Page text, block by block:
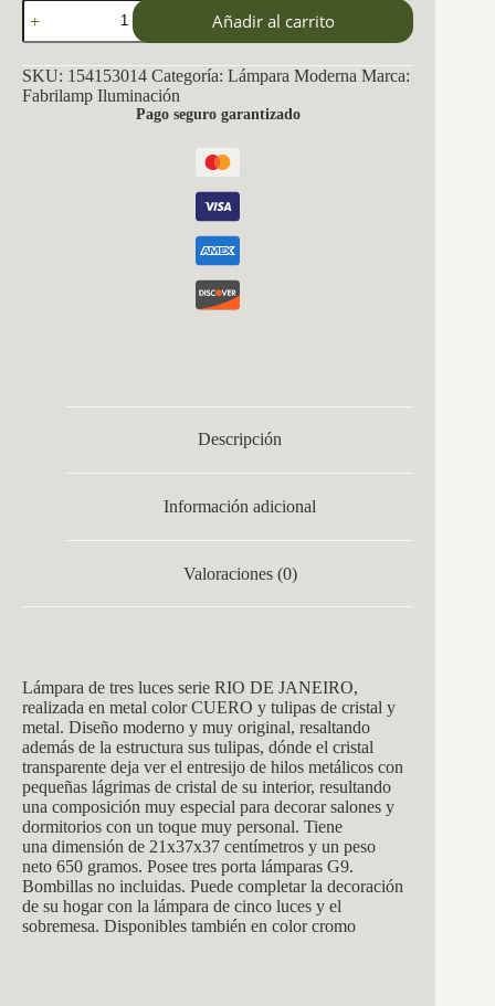
Lampara
Rio
De
Janeiro
3xg9
Cuero
Añadir al carrito
SKU: 154153014 Categoría: Lámpara Moderna Marca:
Fabrilamp Iluminación
Pago seguro garantizado
Descripción
Información adicional
Valoraciones (0)
Lámpara de tres luces serie RIO DE JANEIRO,
realizada en metal color CUERO y tulipas de cristal y
metal. Diseño moderno y muy original, resaltando
además de la estructura sus tulipas, dónde el cristal
transparente deja ver el entresijo de hilos metálicos con
pequeñas lágrimas de cristal de su interior, resultando
una composición muy especial para decorar salones y
dormitorios con un toque muy personal. Tiene
una dimensión de 21x37x37 centímetros y un peso
neto 650 gramos. Posee tres porta lámparas G9.
Bombillas no incluidas. Puede completar la decoración
de su hogar con la lámpara de cinco luces y el
sobremesa. Disponibles también en color cromo